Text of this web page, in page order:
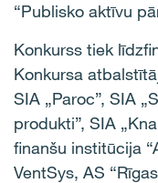
“Publisko aktīvu
Konkurss tiek
Konkursa
SIA „Paroc”, SIA
produkti”, SIA
finanšu institūcija
VentSys, AS